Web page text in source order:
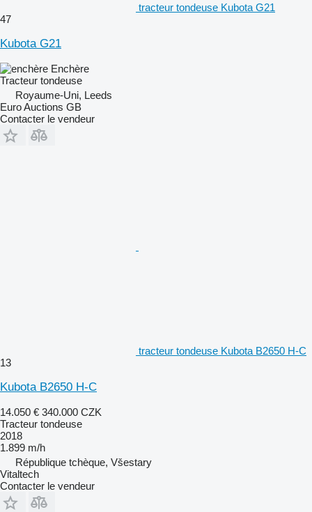
tracteur tondeuse Kubota G21
47
Kubota G21
Enchère
Tracteur tondeuse
Royaume-Uni, Leeds
Euro Auctions GB
Contacter le vendeur
tracteur tondeuse Kubota B2650 H-C
13
Kubota B2650 H-C
14.050 € 340.000 CZK
Tracteur tondeuse
2018
1.899 m/h
République tchèque, Všestary
Vitaltech
Contacter le vendeur